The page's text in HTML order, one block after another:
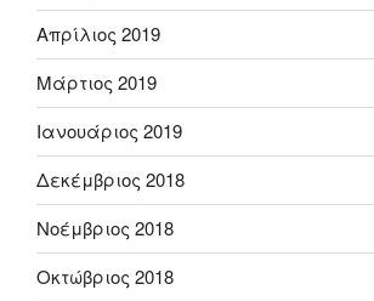
Απρίλιος 2019
Μάρτιος 2019
Ιανουάριος 2019
Δεκέμβριος 2018
Νοέμβριος 2018
Οκτώβριος 2018